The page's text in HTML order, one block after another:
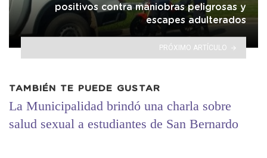
positivos contra maniobras peligrosas y
escapes adulterados
PRÓXIMO ARTÍCULO
TAMBIÉN TE PUEDE GUSTAR
La Municipalidad brindó una charla sobre
salud sexual a estudiantes de San Bernardo